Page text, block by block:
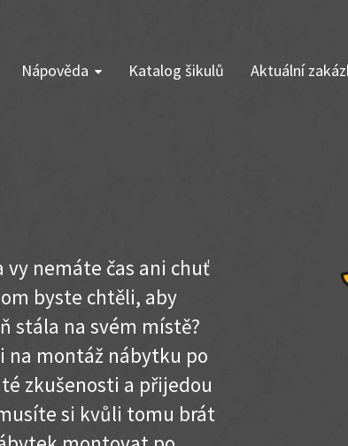
Nápověda Katalog šikulů Aktuální
vy nemáte čas ani chuť
byste chtěli, aby
stála na svém místě?
na montáž nábytku po
zkušenosti a přijedou
si kvůli tomu brát